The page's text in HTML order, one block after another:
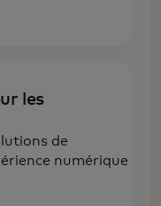
les
de
numérique